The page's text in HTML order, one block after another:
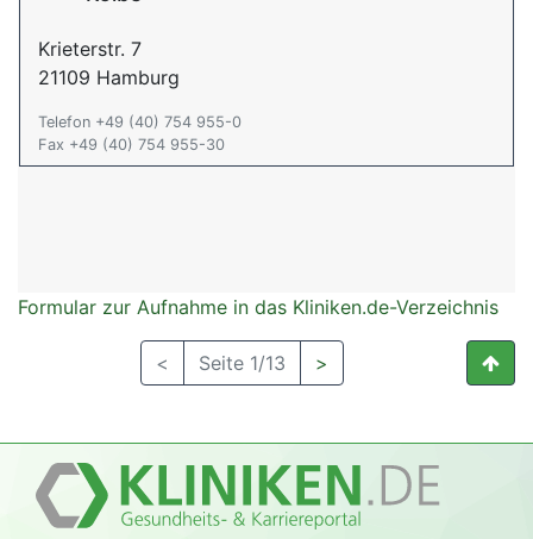
Krieterstr. 7
21109 Hamburg
Telefon +49 (40) 754 955-0
Fax +49 (40) 754 955-30
Formular zur Aufnahme in das Kliniken.de-Verzeichnis
< Seite 1/13 >